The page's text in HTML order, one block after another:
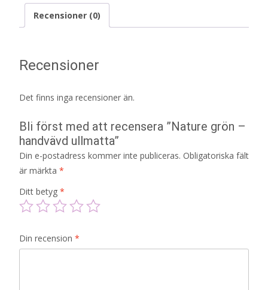
Recensioner (0)
Recensioner
Det finns inga recensioner än.
Bli först med att recensera ”Nature grön –
handvävd ullmatta”
Din e-postadress kommer inte publiceras. Obligatoriska fält
är märkta *
Ditt betyg *
Din recension *